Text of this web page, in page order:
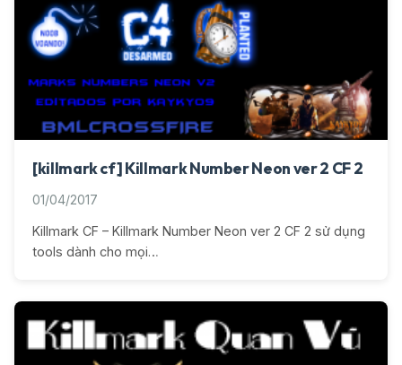
[killmark cf] Killmark Number Neon ver 2 CF 2
01/04/2017
Killmark CF – Killmark Number Neon ver 2 CF 2 sử dụng
tools dành cho mọi…